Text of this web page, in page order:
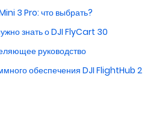
3 Pro: что выбрать?
знать о DJI FlyCart 30
руководство
обеспечения DJI FlightHub 2